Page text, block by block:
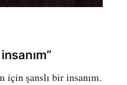
için şanslı bir insanım.